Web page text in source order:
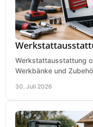
Werkstattausstattung
Werkbänke und
30. Juli 2026